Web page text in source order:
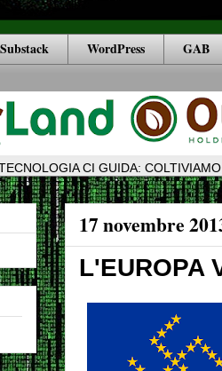
Substack WordPress GAB
CI GUIDA:
17 novembre
L'EUROPA